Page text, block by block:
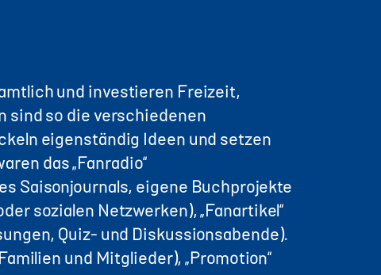
und investieren Freizeit,
sind so die verschiedenen
eigenständig Ideen und setzen
das „Fanradio“
Saisonjournals, eigene Buchprojekte
sozialen Netzwerken), „Fanartikel“
Quiz- und Diskussionsabende).
und Mitglieder), „Promotion“